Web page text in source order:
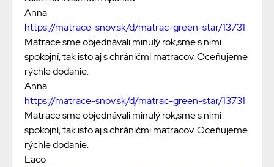
Anna
https://matrace-snov.sk/d/matrac-green-star/13731
Matrace sme objednávali minulý rok,sme s nimi
spokojní, tak isto aj s chráničmi matracov. Oceňujeme
rýchle dodanie.
Anna
https://matrace-snov.sk/d/matrac-green-star/13731
Matrace sme objednávali minulý rok,sme s nimi
spokojní, tak isto aj s chráničmi matracov. Oceňujeme
rýchle dodanie.
Laco